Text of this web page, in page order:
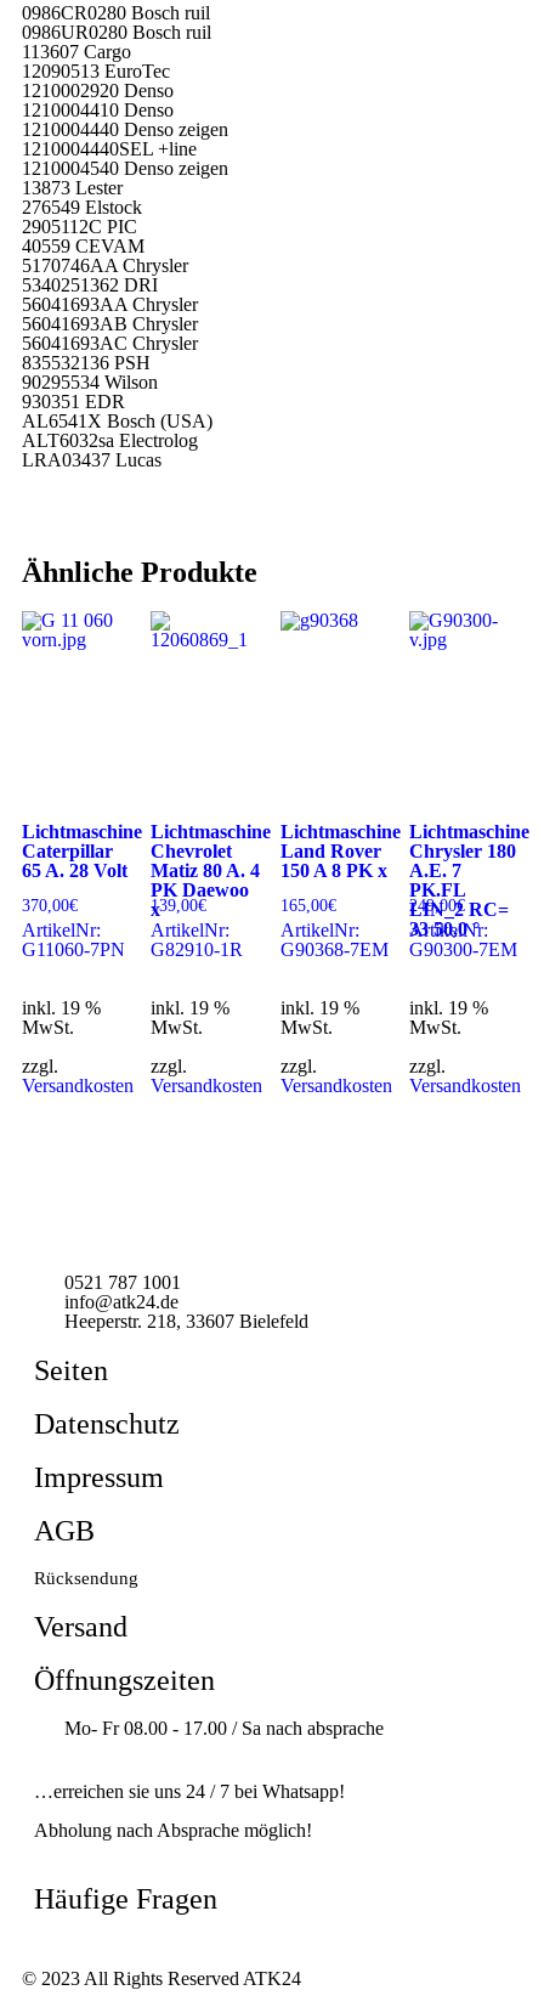
0986CR0280 Bosch ruil
0986UR0280 Bosch ruil
113607 Cargo
12090513 EuroTec
1210002920 Denso
1210004410 Denso
1210004440 Denso zeigen
1210004440SEL +line
1210004540 Denso zeigen
13873 Lester
276549 Elstock
2905112C PIC
40559 CEVAM
5170746AA Chrysler
5340251362 DRI
56041693AA Chrysler
56041693AB Chrysler
56041693AC Chrysler
835532136 PSH
90295534 Wilson
930351 EDR
AL6541X Bosch (USA)
ALT6032sa Electrolog
LRA03437 Lucas
Ähnliche Produkte
Lichtmaschine
Caterpillar
65 A. 28 Volt
370,00€
ArtikelNr:
G11060-7PN
inkl. 19 %
MwSt.
zzgl.
Versandkosten
Lichtmaschine
Chevrolet
Matiz 80 A. 4
PK Daewoo
x
139,00€
ArtikelNr:
G82910-1R
inkl. 19 %
MwSt.
zzgl.
Versandkosten
Lichtmaschine
Land Rover
150 A 8 PK x
165,00€
ArtikelNr:
G90368-7EM
inkl. 19 %
MwSt.
zzgl.
Versandkosten
Lichtmaschine
Chrysler 180
A.E. 7
PK.FL
LIN_2 RC=
33 50,0 °
249,00€
ArtikelNr:
G90300-7EM
inkl. 19 %
MwSt.
zzgl.
Versandkosten
0521 787 1001
info@atk24.de
Heeperstr. 218, 33607 Bielefeld
Seiten
Datenschutz
Impressum
AGB
Rücksendung
Versand
Öffnungszeiten
Mo- Fr 08.00 - 17.00 / Sa nach absprache
…erreichen sie uns 24 / 7 bei Whatsapp!
Abholung nach Absprache möglich!
Häufige Fragen
© 2023 All Rights Reserved ATK24